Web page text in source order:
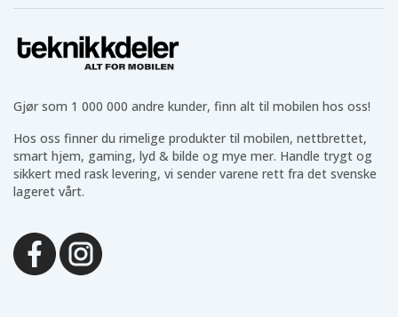
Gjør som 1 000 000 andre kunder, finn alt til mobilen hos oss!
Hos oss finner du rimelige produkter til mobilen, nettbrettet,
smart hjem, gaming, lyd & bilde og mye mer. Handle trygt og
sikkert med rask levering, vi sender varene rett fra det svenske
lageret vårt.